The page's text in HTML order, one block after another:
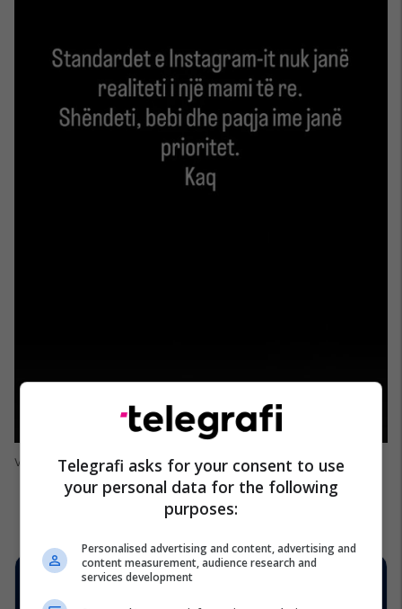
Vesa Vllasaliu/InstaStory
Telegrafi asks for your consent to use
your personal data for the following
purposes:
Personalised advertising and content, advertising and
content measurement, audience research and
services development